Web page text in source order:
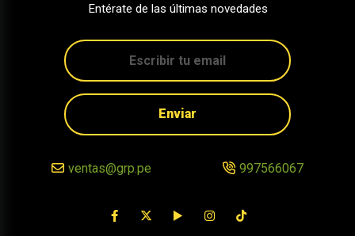
Entérate de las últimas novedades
Enviar
ventas@grp.pe 997566067